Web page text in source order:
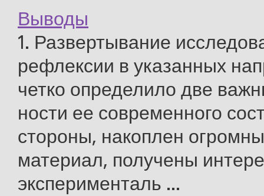
Выводы
1. Развертывание
рефлексии в указанных
четко определило две
ности ее современного
стороны, накоплен
материал, получены
эксперимен­таль ...